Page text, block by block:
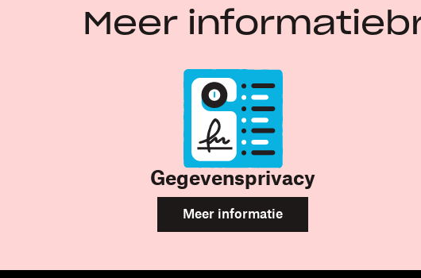
Meer
Gegevensprivacy
Meer informatie